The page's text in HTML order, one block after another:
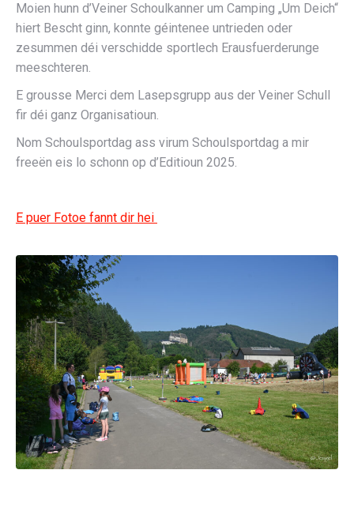
Moien hunn d’Veiner Schoulkanner um Camping „Um Deich“
hiert Bescht ginn, konnte géintenee untrieden oder
zesummen déi verschidde sportlech Erausfuerderunge
meeschteren.
E grousse Merci dem Lasepsgrupp aus der Veiner Schull
fir déi ganz Organisatioun.
Nom Schoulsportdag ass virum Schoulsportdag a mir
freeën eis lo schonn op d’Editioun 2025.
E puer Fotoe fannt dir hei